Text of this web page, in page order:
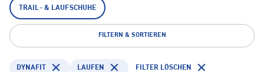
TRAIL- & LAUFSCHUHE
FILTERN & SORTIEREN
DYNAFIT LAUFEN FILTER LÖSCHEN